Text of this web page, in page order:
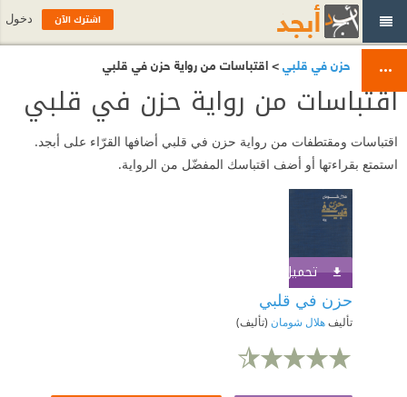
حزن في قلبي> اقتباسات من رواية حزن في قلبي
اقتباسات من رواية حزن في قلبي
اقتباسات ومقتطفات من رواية حزن في قلبي أضافها القرّاء على أبجد.
استمتع بقراءتها أو أضف اقتباسك المفضّل من الرواية.
تحميل الكتاب
حزن في قلبي
تأليفهلال شومان (تأليف)
اشترك الآن دخول